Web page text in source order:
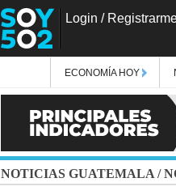
Login /
ECONOMÍA HOY
NOTICIAS GUATEMALA /